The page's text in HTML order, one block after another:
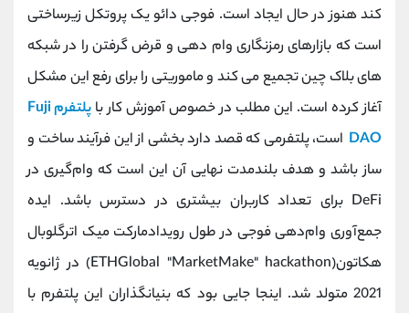
کند هنوز در حال ایجاد است. فوجی دائو یک پروتکل زیرساختی
است که بازارهای رمزنگاری وام دهی و قرض گرفتن را در شبکه
های بلاک چین تجمیع می کند و ماموریتی را برای رفع این مشکل
آغاز کرده است. این مطلب در خصوص آموزش کار با
پلتفرم Fuji
DAO است، پلتفرمی که قصد دارد بخشی از این فرآیند ساخت و
ساز باشد و هدف بلندمدت نهایی آن این است که وام‌گیری در
DeFi برای تعداد کاربران بیشتری در دسترس باشد. ایده
جمع‌آوری وام‌دهی فوجی در طول رویدادمارکت میک اترگلوبال
هکاتون(ETHGlobal "MarketMake" hackathon) در ژانویه
2021 متولد شد. اینجا جایی بود که بنیانگذاران این پلتفرم با